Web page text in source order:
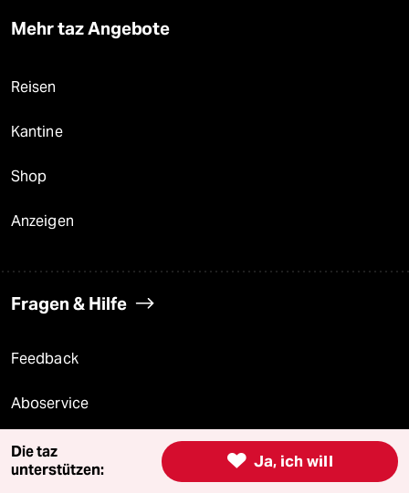
Mehr taz Angebote
Reisen
Kantine
Shop
Anzeigen
Fragen & Hilfe
Feedback
Aboservice
ePaper Login
 Ja, ich will
Die taz
unterstützen: